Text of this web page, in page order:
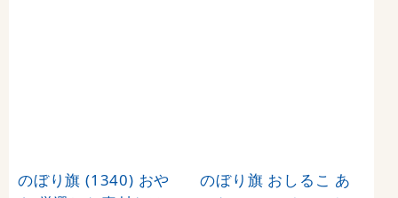
のぼり旗 (1340) おや
のぼり旗 おしるこ あ